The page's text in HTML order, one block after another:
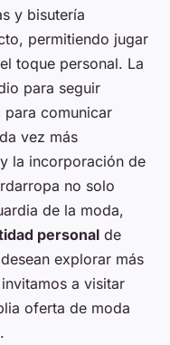
y bisutería
permitiendo jugar
toque personal. La
para seguir
para comunicar
vez más
la incorporación de
no solo
de la moda,
personal de
explorar más
a visitar
oferta de moda